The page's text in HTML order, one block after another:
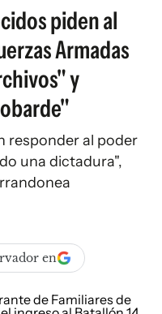
piden al
Armadas
y
responder al poder
una dictadura",
en